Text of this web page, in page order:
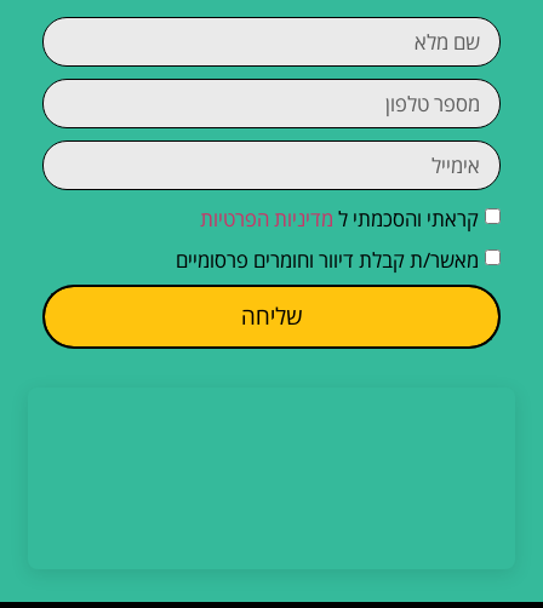
קראתי והסכמתי ל מדיניות הפרטיות
מאשר/ת קבלת דיוור וחומרים פרסומיים
שליחה